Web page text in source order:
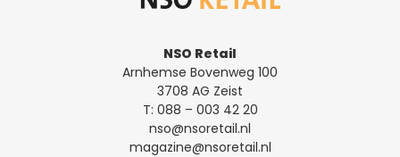
NSO Retail
Arnhemse Bovenweg 100
3708 AG Zeist
T: 088 – 003 42 20
nso@nsoretail.nl
magazine@nsoretail.nl